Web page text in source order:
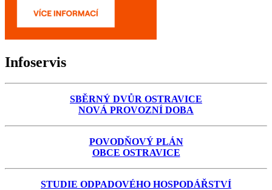
Infoservis
SBĚRNÝ DVŮR OSTRAVICE
NOVÁ PROVOZNÍ DOBA
POVODŇOVÝ PLÁN
OBCE OSTRAVICE
STUDIE ODPADOVÉHO HOSPODÁŘSTVÍ